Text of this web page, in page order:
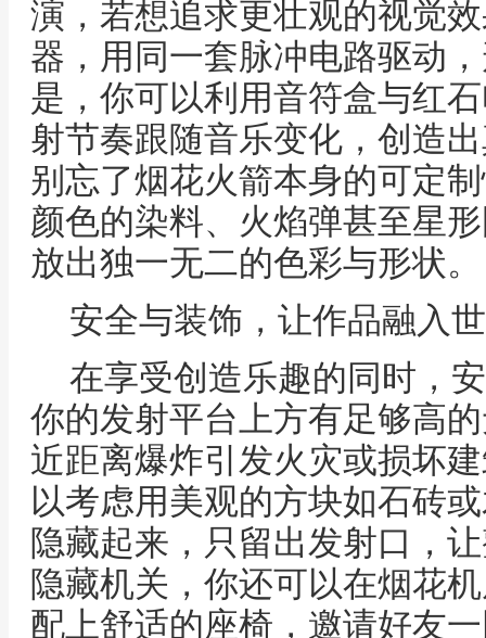
演，若想追求更壮观的视觉
器，用同一套脉冲电路驱动
是，你可以利用音符盒与红
射节奏跟随音乐变化，创造
别忘了烟花火箭本身的可定
颜色的染料、火焰弹甚至星
放出独一无二的色彩与形状。
安全与装饰，让作品融入
在享受创造乐趣的同时，
你的发射平台上方有足够高
近距离爆炸引发火灾或损坏
以考虑用美观的方块如石砖
隐藏起来，只留出发射口，
隐藏机关，你还可以在烟花
配上舒适的座椅，邀请好友